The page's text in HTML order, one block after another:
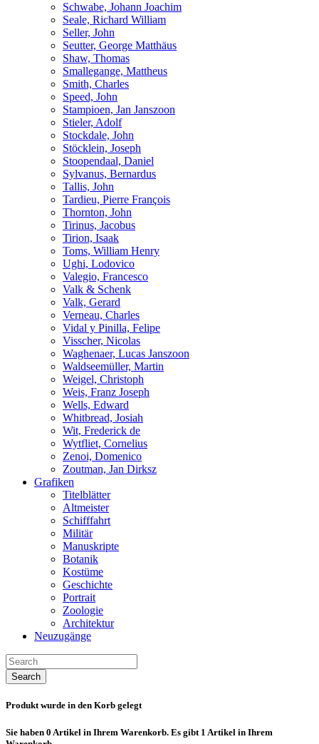
Schwabe, Johann Joachim
Seale, Richard William
Seller, John
Seutter, George Matthäus
Shaw, Thomas
Smallegange, Mattheus
Smith, Charles
Speed, John
Stampioen, Jan Janszoon
Stieler, Adolf
Stockdale, John
Stöcklein, Joseph
Stoopendaal, Daniel
Sylvanus, Bernardus
Tallis, John
Tardieu, Pierre François
Thornton, John
Tirinus, Jacobus
Tirion, Isaak
Toms, William Henry
Ughi, Lodovico
Valegio, Francesco
Valk & Schenk
Valk, Gerard
Verneau, Charles
Vidal y Pinilla, Felipe
Visscher, Nicolas
Waghenaer, Lucas Janszoon
Waldseemüller, Martin
Weigel, Christoph
Weis, Franz Joseph
Wells, Edward
Whitbread, Josiah
Wit, Frederick de
Wytfliet, Cornelius
Zenoi, Domenico
Zoutman, Jan Dirksz
Grafiken
Titelblätter
Altmeister
Schifffahrt
Militär
Manuskripte
Botanik
Kostüme
Geschichte
Portrait
Zoologie
Architektur
Neuzugänge
Search
Produkt wurde in den Korb gelegt
Sie haben 0 Artikel in Ihrem Warenkorb. Es gibt 1 Artikel in Ihrem